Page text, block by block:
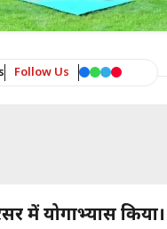
Follow Us
में योगाभ्यास